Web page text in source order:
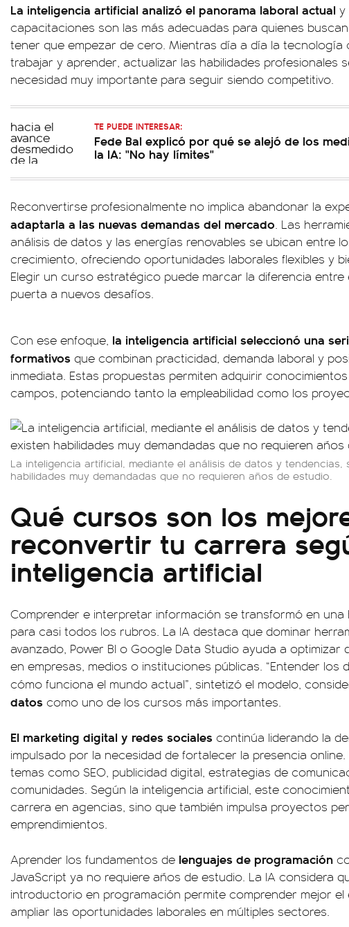
La inteligencia artificial analizó el panorama laboral actual y
capacitaciones son las más adecuadas para quienes
tener que empezar de cero. Mientras día a día la tecnología
trabajar y aprender, actualizar las habilidades profesionales
necesidad muy importante para seguir siendo competitivo.
TE PUEDE INTERESAR:
Fede Bal explicó por qué se alejó de los
la IA: "No hay límites"
Reconvertirse profesionalmente no implica abandonar la
adaptarla a las nuevas demandas del mercado. Las
análisis de datos y las energías renovables se ubican entre
crecimiento, ofreciendo oportunidades laborales flexibles y
Elegir un curso estratégico puede marcar la diferencia
puerta a nuevos desafíos.
Con ese enfoque, la inteligencia artificial seleccionó una
formativos que combinan practicidad, demanda laboral y
inmediata. Estas propuestas permiten adquirir
campos, potenciando tanto la empleabilidad como los
La inteligencia artificial, mediante el análisis de datos y tendencias,
habilidades muy demandadas que no requieren años de estudio.
Qué cursos son los
reconvertir tu carrera
inteligencia artificial
Comprender e interpretar información se transformó en una
para casi todos los rubros. La IA destaca que dominar
avanzado, Power BI o Google Data Studio ayuda a optimizar
en empresas, medios o instituciones públicas. “Entender los
cómo funciona el mundo actual”, sintetizó el modelo,
datos como uno de los cursos más importantes.
El marketing digital y redes sociales continúa liderando la
impulsado por la necesidad de fortalecer la presencia
temas como SEO, publicidad digital, estrategias de
comunidades. Según la inteligencia artificial, este
carrera en agencias, sino que también impulsa proyectos
emprendimientos.
Aprender los fundamentos de lenguajes de programación
JavaScript ya no requiere años de estudio. La IA considera
introductorio en programación permite comprender mejor
ampliar las oportunidades laborales en múltiples sectores.